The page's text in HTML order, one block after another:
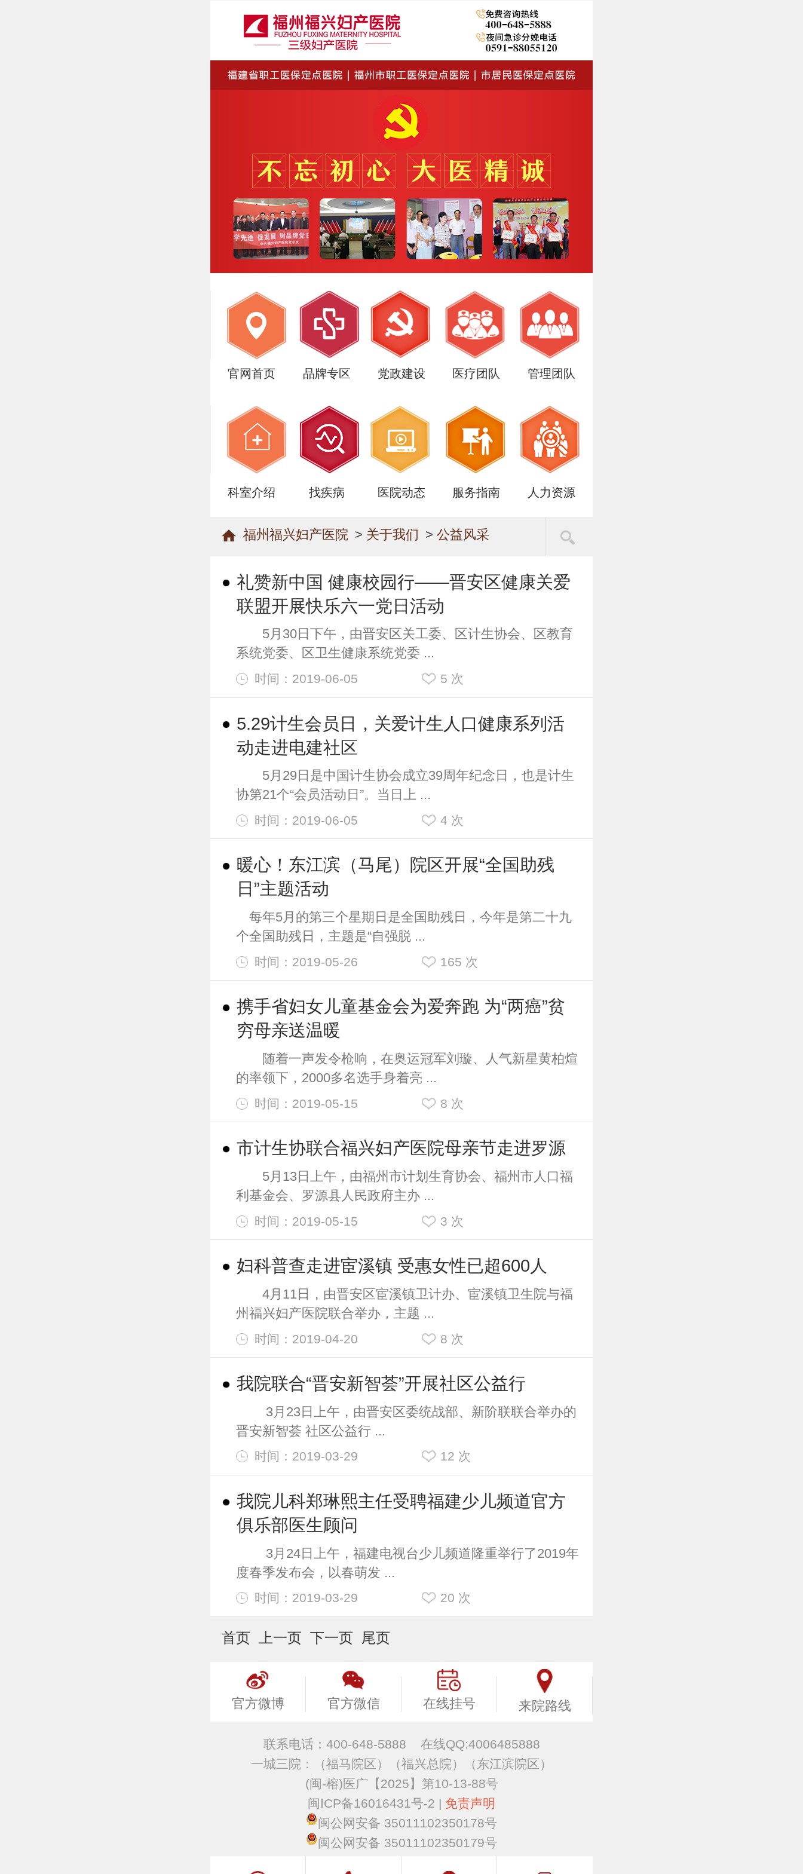
官网首页 品牌专区 党政建设 医疗团队 管理团队
科室介绍 找疾病 医院动态 服务指南 人力资源
福州福兴妇产医院 > 关于我们 > 公益风采
礼赞新中国 健康校园行——晋安区健康关爱
联盟开展快乐六一党日活动
5月30日下午，由晋安区关工委、区计生协会、区教育
系统党委、区卫生健康系统党委 ...
时间：2019-06-05 5 次
5.29计生会员日，关爱计生人口健康系列活
动走进电建社区
5月29日是中国计生协会成立39周年纪念日，也是计生
协第21个“会员活动日”。当日上 ...
时间：2019-06-05 4 次
暖心！东江滨（马尾）院区开展“全国助残
日”主题活动
每年5月的第三个星期日是全国助残日，今年是第二十九
个全国助残日，主题是“自强脱 ...
时间：2019-05-26 165 次
携手省妇女儿童基金会为爱奔跑 为“两癌”贫
穷母亲送温暖
随着一声发令枪响，在奥运冠军刘璇、人气新星黄柏煊
的率领下，2000多名选手身着亮 ...
时间：2019-05-15 8 次
市计生协联合福兴妇产医院母亲节走进罗源
5月13日上午，由福州市计划生育协会、福州市人口福
利基金会、罗源县人民政府主办 ...
时间：2019-05-15 3 次
妇科普查走进宦溪镇 受惠女性已超600人
4月11日，由晋安区宦溪镇卫计办、宦溪镇卫生院与福
州福兴妇产医院联合举办，主题 ...
时间：2019-04-20 8 次
我院联合“晋安新智荟”开展社区公益行
3月23日上午，由晋安区委统战部、新阶联联合举办的
晋安新智荟 社区公益行 ...
时间：2019-03-29 12 次
我院儿科郑琳熙主任受聘福建少儿频道官方
俱乐部医生顾问
3月24日上午，福建电视台少儿频道隆重举行了2019年
度春季发布会，以春萌发 ...
时间：2019-03-29 20 次
首页 上一页下一页 尾页
官方微博 官方微信 在线挂号 来院路线
联系电话：400-648-5888 在线QQ:4006485888
一城三院：
（福马院区） （福兴总院）
（东江滨院区）
(闽-榕)医广【2025】第10-13-88号
闽ICP备16016431号-2 | 免责声明
闽公网安备 35011102350178号
闽公网安备 35011102350179号